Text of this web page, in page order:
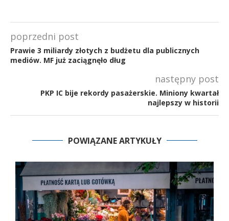
poprzedni post
Prawie 3 miliardy złotych z budżetu dla publicznych
mediów. MF już zaciągnęło dług
następny post
PKP IC bije rekordy pasażerskie. Miniony kwartał
najlepszy w historii
POWIĄZANE ARTYKUŁY